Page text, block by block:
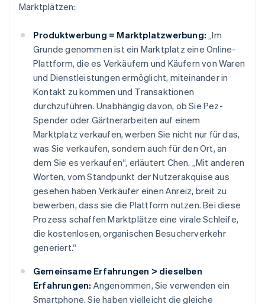
Marktplätzen:
Produktwerbung = Marktplatzwerbung: „Im
Grunde genommen ist ein Marktplatz eine Online-
Plattform, die es Verkäufern und Käufern von Waren
und Dienstleistungen ermöglicht, miteinander in
Kontakt zu kommen und Transaktionen
durchzuführen. Unabhängig davon, ob Sie Pez-
Spender oder Gärtnerarbeiten auf einem
Marktplatz verkaufen, werben Sie nicht nur für das,
was Sie verkaufen, sondern auch für den Ort, an
dem Sie es verkaufen“, erläutert Chen. „Mit anderen
Worten, vom Standpunkt der Nutzerakquise aus
gesehen haben Verkäufer einen Anreiz, breit zu
bewerben, dass sie die Plattform nutzen. Bei diese
Prozess schaffen Marktplätze eine virale Schleife,
die kostenlosen, organischen Besucherverkehr
generiert.“
Gemeinsame Erfahrungen > dieselben
Erfahrungen: Angenommen, Sie verwenden ein
Smartphone. Sie haben vielleicht die gleiche